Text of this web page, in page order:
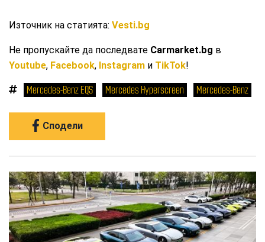
Източник на статията:Vesti.bg
Не пропускайте да последвате Carmarket.bg в
Youtube, Facebook, Instagram и TikTok!
Mercedes-Benz EQS Mercedes Hyperscreen Mercedes-Benz
Сподели